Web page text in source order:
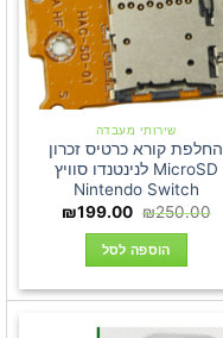
שירותי מעבדה
החלפת קורא כרטיס זכרון
MicroSD לנינטנדו סוויץ
Nintendo Switch
₪250.00
המחיר
היה:
₪250.00.
₪199.00
הוספה לסל